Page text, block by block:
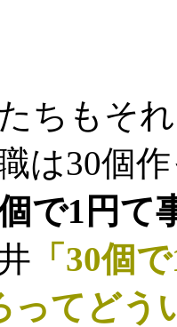
ちもそ
は30個
個で1円
「30個
ってどう